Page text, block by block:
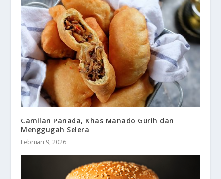
Camilan Panada, Khas Manado Gurih dan
Menggugah Selera
Februari 9, 2026